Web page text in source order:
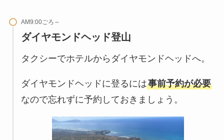
AM9:00ごろ～
ダイヤモンドヘッド登山
タクシーでホテルからダイヤモンドヘッドへ。
ダイヤモンドヘッドに登るには事前予約が必要
なので忘れずに予約しておきましょう。